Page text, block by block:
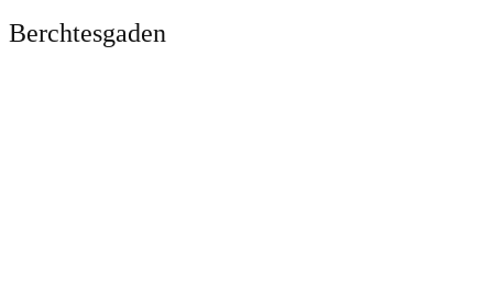
Berchtesgaden